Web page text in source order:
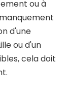
ou à
d'une
ou d'un
cela doit